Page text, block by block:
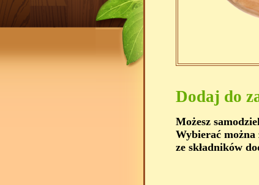
Dodaj do
Możesz
Wybierać
ze składników